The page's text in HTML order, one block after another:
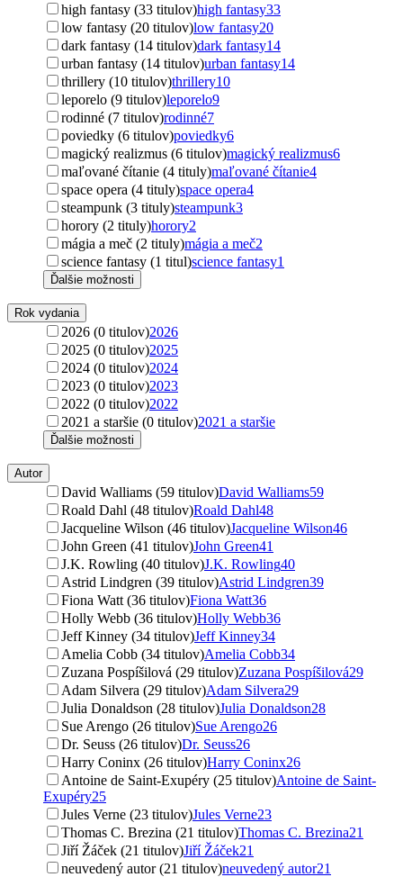
high fantasy (33 titulov)high fantasy33
low fantasy (20 titulov)low fantasy20
dark fantasy (14 titulov)dark fantasy14
urban fantasy (14 titulov)urban fantasy14
thrillery (10 titulov)thrillery10
leporelo (9 titulov)leporelo9
rodinné (7 titulov)rodinné7
poviedky (6 titulov)poviedky6
magický realizmus (6 titulov)magický realizmus6
maľované čítanie (4 tituly)maľované čítanie4
space opera (4 tituly)space opera4
steampunk (3 tituly)steampunk3
horory (2 tituly)horory2
mágia a meč (2 tituly)mágia a meč2
science fantasy (1 titul)science fantasy1
Ďalšie možnosti
Rok vydania
2026 (0 titulov)2026
2025 (0 titulov)2025
2024 (0 titulov)2024
2023 (0 titulov)2023
2022 (0 titulov)2022
2021 a staršie (0 titulov)2021 a staršie
Ďalšie možnosti
Autor
David Walliams (59 titulov)David Walliams59
Roald Dahl (48 titulov)Roald Dahl48
Jacqueline Wilson (46 titulov)Jacqueline Wilson46
John Green (41 titulov)John Green41
J.K. Rowling (40 titulov)J.K. Rowling40
Astrid Lindgren (39 titulov)Astrid Lindgren39
Fiona Watt (36 titulov)Fiona Watt36
Holly Webb (36 titulov)Holly Webb36
Jeff Kinney (34 titulov)Jeff Kinney34
Amelia Cobb (34 titulov)Amelia Cobb34
Zuzana Pospíšilová (29 titulov)Zuzana Pospíšilová29
Adam Silvera (29 titulov)Adam Silvera29
Julia Donaldson (28 titulov)Julia Donaldson28
Sue Arengo (26 titulov)Sue Arengo26
Dr. Seuss (26 titulov)Dr. Seuss26
Harry Coninx (26 titulov)Harry Coninx26
Antoine de Saint-Exupéry (25 titulov)Antoine de Saint-
Exupéry25
Jules Verne (23 titulov)Jules Verne23
Thomas C. Brezina (21 titulov)Thomas C. Brezina21
Jiří Žáček (21 titulov)Jiří Žáček21
neuvedený autor (21 titulov)neuvedený autor21